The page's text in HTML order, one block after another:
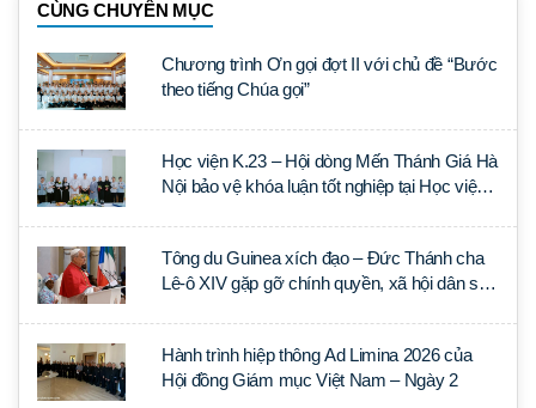
CÙNG CHUYÊN MỤC
Chương trình Ơn gọi đợt II với chủ đề “Bước
theo tiếng Chúa gọi”
Học viện K.23 – Hội dòng Mến Thánh Giá Hà
Nội bảo vệ khóa luận tốt nghiệp tại Học viện
Tông du Guinea xích đạo – Đức Thánh cha
Lê-ô XIV gặp gỡ chính quyền, xã hội dân sự
Hành trình hiệp thông Ad Limina 2026 của
Hội đồng Giám mục Việt Nam – Ngày 2